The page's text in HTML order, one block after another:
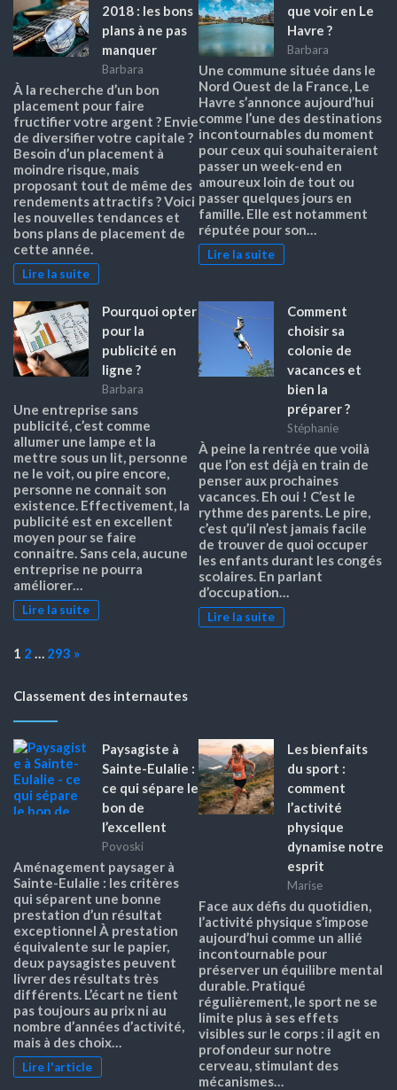
2018 : les bons
plans à ne pas
manquer
Barbara
À la recherche d’un bon
placement pour faire
fructifier votre argent ? Envie
de diversifier votre capitale ?
Besoin d’un placement à
moindre risque, mais
proposant tout de même des
rendements attractifs ? Voici
les nouvelles tendances et
bons plans de placement de
cette année.
Lire la suite
que voir en Le
Havre ?
Barbara
Une commune située dans le
Nord Ouest de la France, Le
Havre s’annonce aujourd’hui
comme l’une des destinations
incontournables du moment
pour ceux qui souhaiteraient
passer un week-end en
amoureux loin de tout ou
passer quelques jours en
famille. Elle est notamment
réputée pour son…
Lire la suite
Pourquoi opter
pour la
publicité en
ligne ?
Barbara
Une entreprise sans
publicité, c’est comme
allumer une lampe et la
mettre sous un lit, personne
ne le voit, ou pire encore,
personne ne connait son
existence. Effectivement, la
publicité est en excellent
moyen pour se faire
connaitre. Sans cela, aucune
entreprise ne pourra
améliorer…
Lire la suite
Comment
choisir sa
colonie de
vacances et
bien la
préparer ?
Stéphanie
À peine la rentrée que voilà
que l’on est déjà en train de
penser aux prochaines
vacances. Eh oui ! C’est le
rythme des parents. Le pire,
c’est qu’il n’est jamais facile
de trouver de quoi occuper
les enfants durant les congés
scolaires. En parlant
d’occupation…
Lire la suite
Page:
1 2 … 293 Next
»
Classement des internautes
Paysagiste à
Sainte-Eulalie :
ce qui sépare le
bon de
l’excellent
Povoski
Aménagement paysager à
Sainte-Eulalie : les critères
qui séparent une bonne
prestation d’un résultat
exceptionnel À prestation
équivalente sur le papier,
deux paysagistes peuvent
livrer des résultats très
différents. L’écart ne tient
pas toujours au prix ni au
nombre d’années d’activité,
mais à des choix…
Lire l'article
Les bienfaits
du sport :
comment
l’activité
physique
dynamise notre
esprit
Marise
Face aux défis du quotidien,
l’activité physique s’impose
aujourd’hui comme un allié
incontournable pour
préserver un équilibre mental
durable. Pratiqué
régulièrement, le sport ne se
limite plus à ses effets
visibles sur le corps : il agit en
profondeur sur notre
cerveau, stimulant des
mécanismes…